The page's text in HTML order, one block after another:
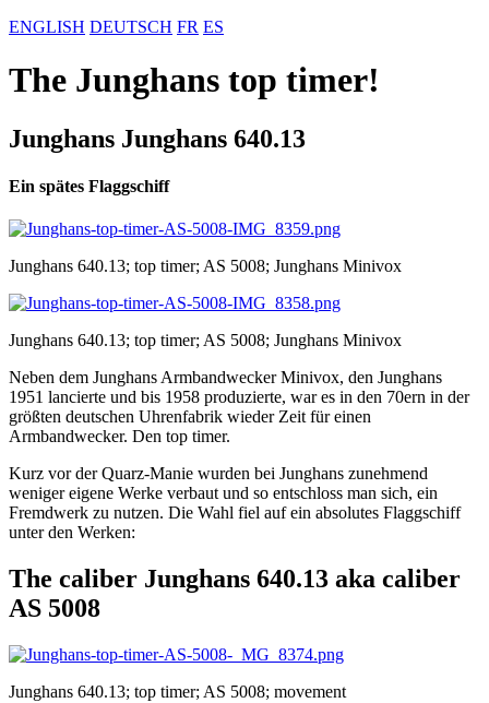
ENGLISH DEUTSCH FR ES
The Junghans top timer!
Junghans Junghans 640.13
Ein spätes Flaggschiff
Junghans 640.13; top timer; AS 5008; Junghans Minivox
Junghans 640.13; top timer; AS 5008; Junghans Minivox
Neben dem Junghans Armbandwecker Minivox, den Junghans
1951 lancierte und bis 1958 produzierte, war es in den 70ern in der
größten deutschen Uhrenfabrik wieder Zeit für einen
Armbandwecker. Den top timer.
Kurz vor der Quarz-Manie wurden bei Junghans zunehmend
weniger eigene Werke verbaut und so entschloss man sich, ein
Fremdwerk zu nutzen. Die Wahl fiel auf ein absolutes Flaggschiff
unter den Werken:
The caliber Junghans 640.13 aka caliber
AS 5008
Junghans 640.13; top timer; AS 5008; movement